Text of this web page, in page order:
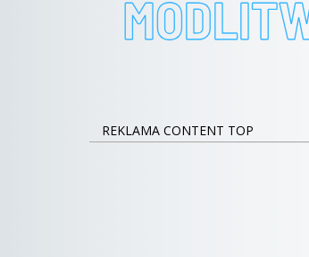
REKLAMA CONTENT TOP